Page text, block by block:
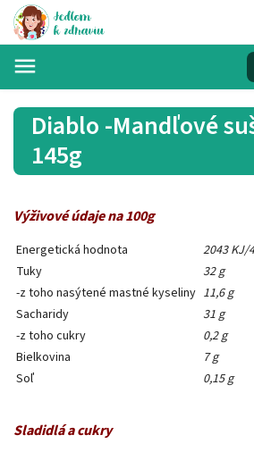
Diablo -Mandľové
145g
Výživové údaje na 100g
Energetická hodnota
2043 KJ/
Tuky
32 g
-z toho nasýtené mastné kyseliny 11,6 g
Sacharidy
31 g
-z toho cukry
0,2 g
Bielkovina
7 g
Soľ
0,15 g
Sladidlá a cukry